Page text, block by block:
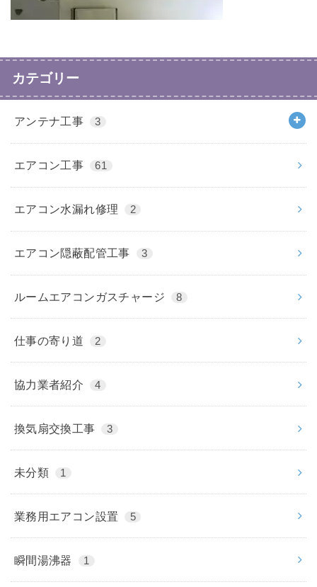
カテゴリー
アンテナ工事 3
エアコン工事 61
エアコン水漏れ修理 2
エアコン隠蔽配管工事 3
ルームエアコンガスチャージ 8
仕事の寄り道 2
協力業者紹介 4
換気扇交換工事 3
未分類 1
業務用エアコン設置 5
瞬間湯沸器 1